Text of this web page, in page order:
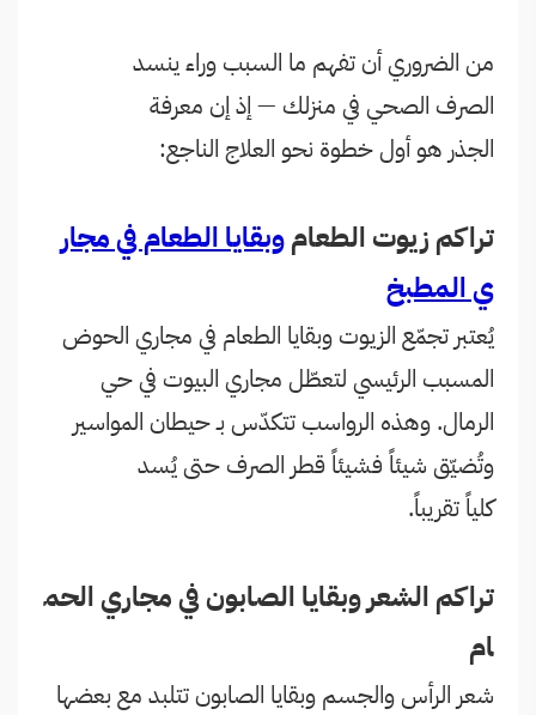
من الضروري أن تفهم ما السبب وراء ينسد
الصرف الصحي في منزلك — إذ إن معرفة
الجذر هو أول خطوة نحو العلاج الناجع:
تراكم زيوت الطعاموبقايا الطعام في مجار
ي المطبخ
يُعتبر تجمّع الزيوت وبقايا الطعام في مجاري الحوض
المسبب الرئيسي لتعطّل مجاري البيوت في حي
الرمال. وهذه الرواسب تتكدّس بـ حيطان المواسير
وتُضيّق شيئاً فشيئاً قطر الصرف حتى يُسد
كلياً تقريباً.
تراكم الشعر وبقايا الصابون في مجاري الحم
ام
شعر الرأس والجسم وبقايا الصابون تتلبد مع بعضها